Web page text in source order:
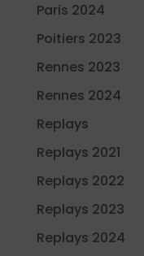
Paris 2024
Poitiers 2023
Rennes 2023
Rennes 2024
Replays
Replays 2021
Replays 2022
Replays 2023
Replays 2024